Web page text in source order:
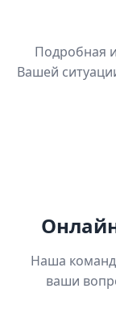
Подробная
Вашей
Наша
ваши